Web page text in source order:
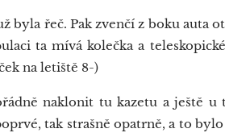
byla řeč. Pak zvenčí z boku auta
ta mívá kolečka a
na letiště 8-)
naklonit tu kazetu a ještě u
tak strašně opatrně, a to